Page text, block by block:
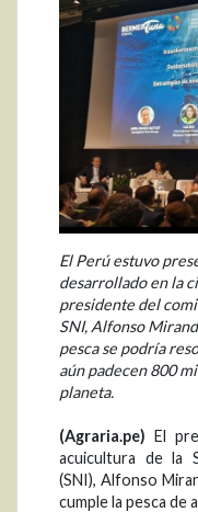
El Perú estuvo
desarrollado en la
presidente del
SNI, Alfonso
pesca se podría
aún padecen 800
planeta.
(Agraria.pe) El
acuicultura de la
(SNI), Alfonso
cumple la pesca de